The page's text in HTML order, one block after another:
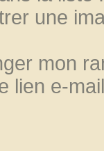
une
mon
lien e-